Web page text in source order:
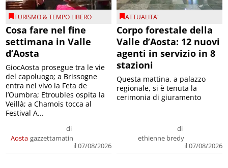
TURISMO & TEMPO LIBERO
Cosa fare nel fine
settimana in Valle
d’Aosta
Aosta
di
gazzettamatin
il 07/08/2026
GiocAosta prosegue tra le vie
del capoluogo; a Brissogne
entra nel vivo la Feta de
l’Oumbra; Etroubles ospita la
Veillà; a Chamois tocca al
Festival A...
ATTUALITA'
Corpo forestale della
Valle d’Aosta: 12 nuovi
agenti in servizio in 8
stazioni
di
ethienne bredy
il 07/08/2026
Questa mattina, a palazzo
regionale, si è tenuta la
cerimonia di giuramento